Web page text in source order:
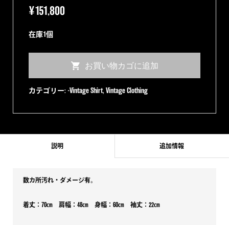
¥151,800
在庫1個
TIKI
ツ
お買い物カゴに追加
カテゴリー:-Vintage Shirt, Vintage Clothing
説明 追加情報
数カ所汚れ・ダメージ有。
着丈：70㎝ 肩幅：48㎝ 身幅：60㎝ 袖丈：22㎝